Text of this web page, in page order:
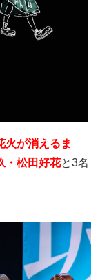
火が消えるま
・松田好花と3名